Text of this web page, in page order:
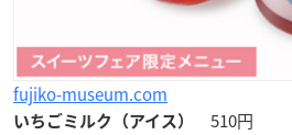
fujiko-museum.com
いちごミルク（アイス）
510円